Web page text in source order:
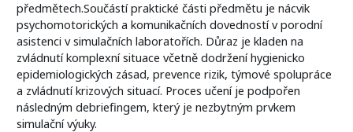
předmětech.Součástí praktické části předmětu je nácvik
psychomotorických a komunikačních dovedností v porodní
asistenci v simulačních laboratořích. Důraz je kladen na
zvládnutí komplexní situace včetně dodržení hygienicko
epidemiologických zásad, prevence rizik, týmové spolupráce
a zvládnutí krizových situací. Proces učení je podpořen
následným debriefingem, který je nezbytným prvkem
simulační výuky.